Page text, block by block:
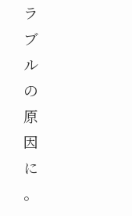
ラ
ブ
ル
の
原
因
に
。